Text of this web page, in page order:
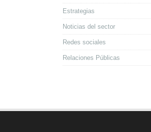
Estrategias
Noticias del sector
Redes sociales
Relaciones Públicas